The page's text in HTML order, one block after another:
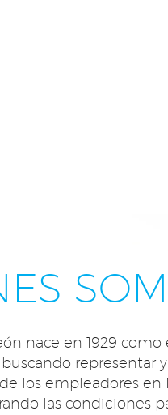
nace en 1929
representar
los empleadores en
las condiciones